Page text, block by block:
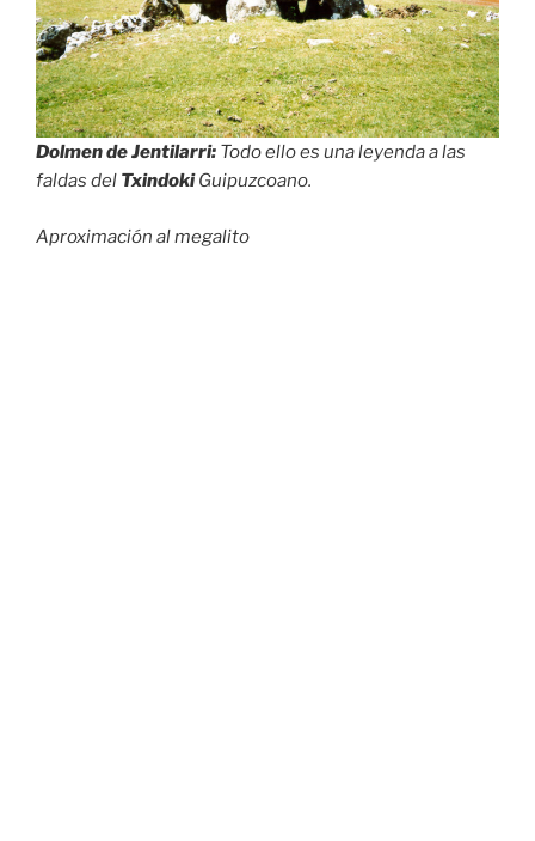
Dolmen de Jentilarri: Todo ello es una leyenda a las
faldas del TxindokiGuipuzcoano.
Aproximación al megalito